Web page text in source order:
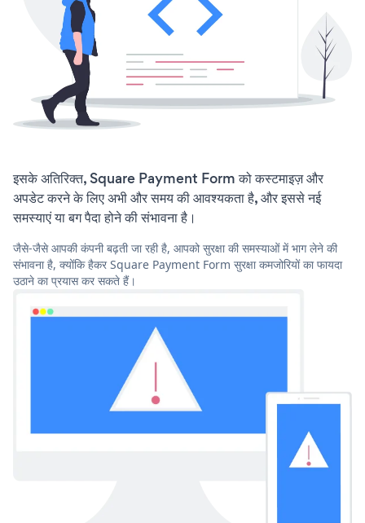
इसके अतिरिक्त, Square Payment Form को कस्टमाइज़ और
अपडेट करने के लिए अभी और समय की आवश्यकता है, और इससे नई
समस्याएं या बग पैदा होने की संभावना है।
जैसे-जैसे आपकी कंपनी बढ़ती जा रही है, आपको सुरक्षा की समस्याओं में भाग लेने की
संभावना है, क्योंकि हैकर Square Payment Form सुरक्षा कमजोरियों का फायदा
उठाने का प्रयास कर सकते हैं।